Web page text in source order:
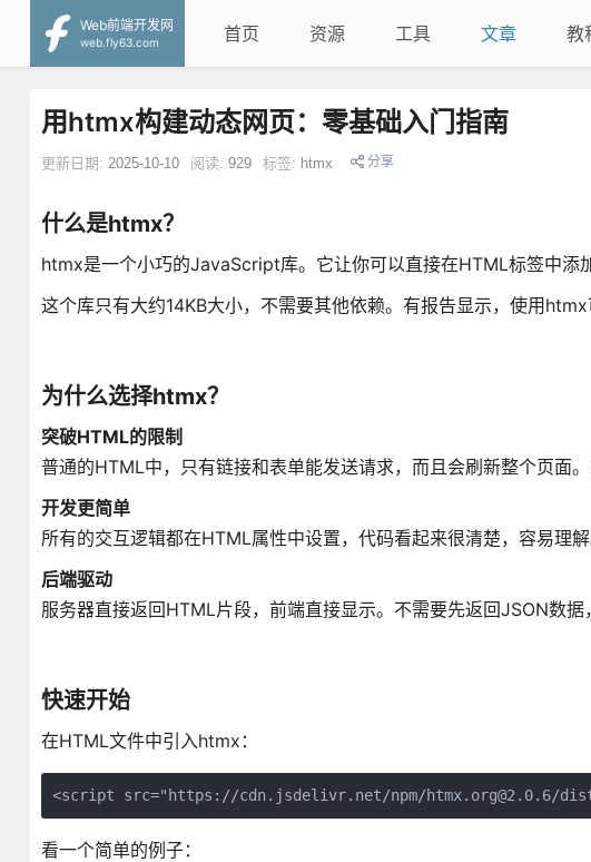
Web前端开发网
web.fly63.com
首页 资源 工具 文章 教
用htmx构建动态网页：零基础入门指南
更新日期: 2025-10-10 阅读: 929 标签: htmx 分享
什么是htmx？
htmx是一个小巧的JavaScript库。它让你可以直接在HTML标签中
这个库只有大约14KB大小，不需要其他依赖。有报告显示，使用htmx
为什么选择htmx？
突破HTML的限制
普通的HTML中，只有链接和表单能发送请求，而且会刷新整个页面
开发更简单
所有的交互逻辑都在HTML属性中设置，代码看起来很清楚，容易理解
后端驱动
服务器直接返回HTML片段，前端直接显示。不需要先返回JSON数据
快速开始
在HTML文件中引入htmx：
<script src="https://cdn.jsdelivr.net/npm/htmx.org@2.0.6/
看一个简单的例子：